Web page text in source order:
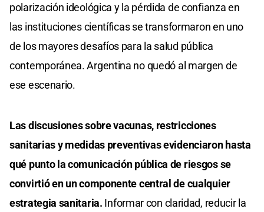
polarización ideológica y la pérdida de confianza en
las instituciones científicas se transformaron en uno
de los mayores desafíos para la salud pública
contemporánea. Argentina no quedó al margen de
ese escenario.
Las discusiones sobre vacunas, restricciones
sanitarias y medidas preventivas evidenciaron hasta
qué punto la comunicación pública de riesgos se
convirtió en un componente central de cualquier
estrategia sanitaria. Informar con claridad, reducir la